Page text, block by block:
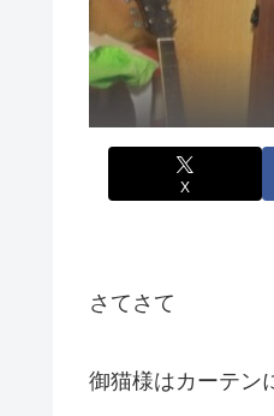
X
さてさて
御猫様はカーテン